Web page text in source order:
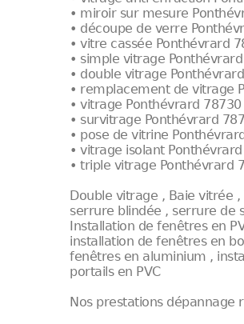
• miroir sur mesure
• découpe de verre
• vitre cassée Ponthévrard
• simple vitrage
• double vitrage
• remplacement de vitrage
• vitrage Ponthévrard 78730
• survitrage Ponthévrard
• pose de vitrine
• vitrage isolant
• triple vitrage Ponthévrard
Double vitrage , Baie vitrée
serrure blindée , serrure de
Installation de fenêtres en
installation de fenêtres en
fenêtres en aluminium ,
portails en PVC
Nos prestations dépannage